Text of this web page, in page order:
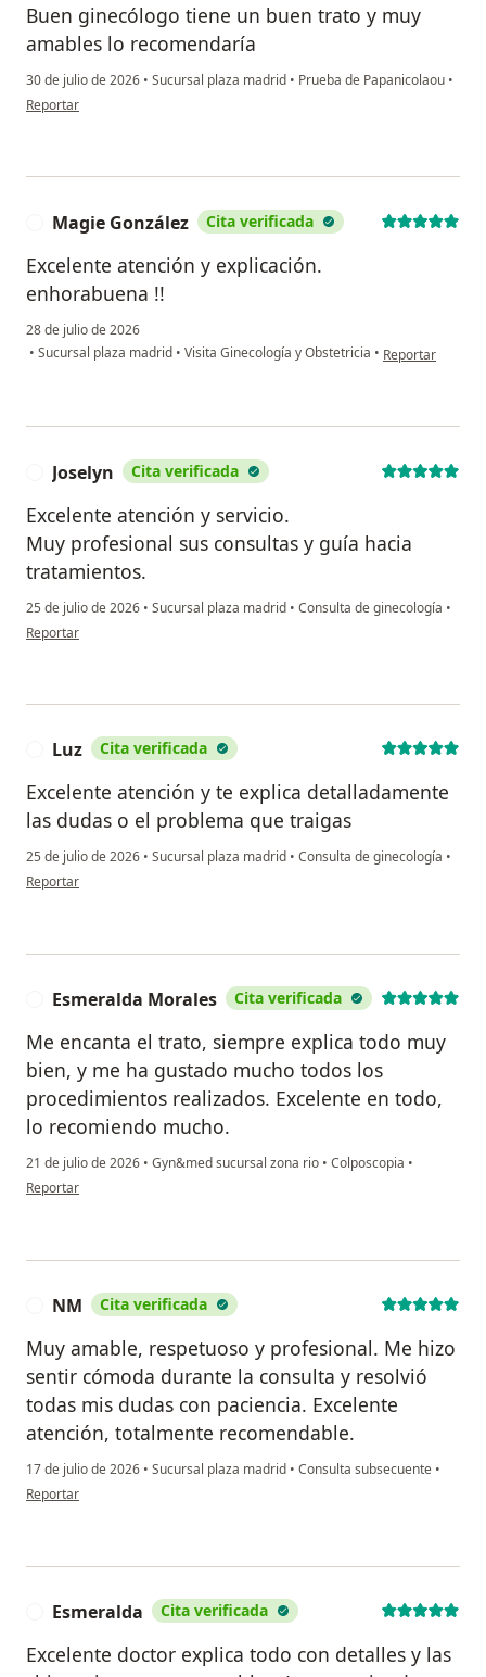
Buen ginecólogo tiene un buen trato y muy
amables lo recomendaría
30 de julio de 2026 • Sucursal plaza madrid • Prueba de Papanicolaou •
en opinión del usuario Mayra
Reportar
Magie González Cita verificada
Excelente atención y explicación.
enhorabuena !!
28 de julio de 2026
• Sucursal plaza madrid • Visita Ginecología y Obstetricia • en opinión del
Reportar
Joselyn Cita verificada
Excelente atención y servicio.
Muy profesional sus consultas y guía hacia
tratamientos.
25 de julio de 2026 • Sucursal plaza madrid • Consulta de ginecología •
en opinión del usuario Joselyn
Reportar
Luz Cita verificada
Excelente atención y te explica detalladamente
las dudas o el problema que traigas
25 de julio de 2026 • Sucursal plaza madrid • Consulta de ginecología •
en opinión del usuario Luz
Reportar
Esmeralda Morales Cita verificada
Me encanta el trato, siempre explica todo muy
bien, y me ha gustado mucho todos los
procedimientos realizados. Excelente en todo,
lo recomiendo mucho.
21 de julio de 2026 • Gyn&med sucursal zona rio • Colposcopia •
en opinión del usuario Esmeralda Morales
Reportar
NM Cita verificada
Muy amable, respetuoso y profesional. Me hizo
sentir cómoda durante la consulta y resolvió
todas mis dudas con paciencia. Excelente
atención, totalmente recomendable.
17 de julio de 2026 • Sucursal plaza madrid • Consulta subsecuente •
en opinión del usuario NM
Reportar
Esmeralda Cita verificada
Excelente doctor explica todo con detalles y las